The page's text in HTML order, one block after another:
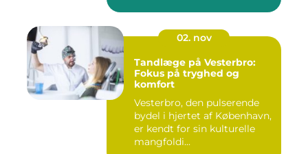
02. nov
Tandlæge på Vesterbro:
Fokus på tryghed og
komfort
Vesterbro, den pulserende
bydel i hjertet af København,
er kendt for sin kulturelle
mangfoldi...